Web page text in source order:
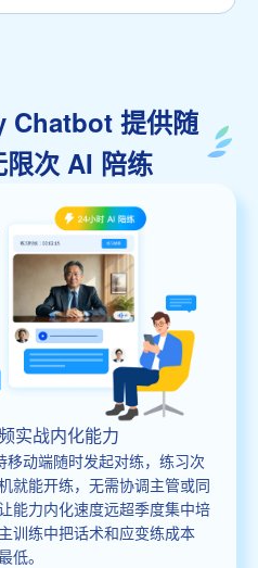
Chatbot 提供随
限次 AI 陪练
实战内化能力
动端随时发起对练，练习次
就能开练，无需协调主管或同
能力内化速度远超季度集中培
训练中把话术和应变练成本
低。